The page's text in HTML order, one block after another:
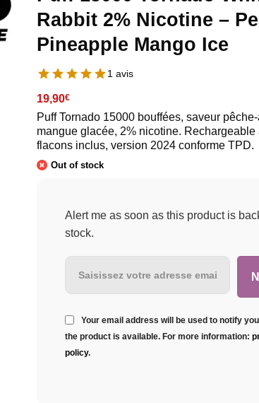
Rabbit 2% Nicotine –
Pineapple Mango Ice
1 avis
19,90€
Puff Tornado 15000 bouffées, saveur
mangue glacée, 2% nicotine. Rechargeable
flacons inclus, version 2024 conforme TPD.
Out of stock
Alert me as soon as this product is
stock.
Your email address will be used to notify
the product is available. For more information:
policy.